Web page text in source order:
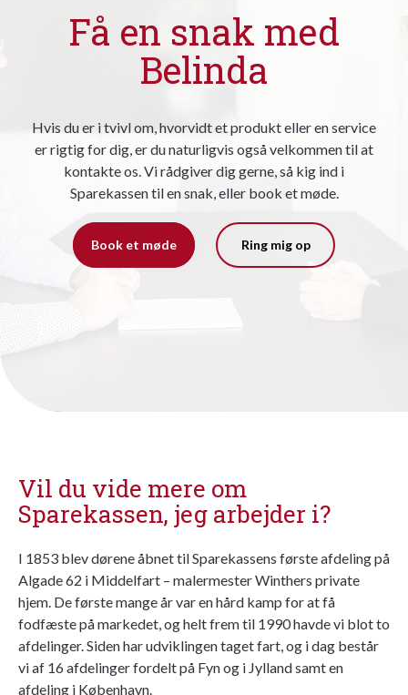
Få en snak med
Belinda
Hvis du er i tvivl om, hvorvidt et produkt eller en service
er rigtig for dig, er du naturligvis også velkommen til at
kontakte os. Vi rådgiver dig gerne, så kig ind i
Sparekassen til en snak, eller book et møde.
Book et møde Ring mig op
Vil du vide mere om
Sparekassen, jeg arbejder i?
I 1853 blev dørene åbnet til Sparekassens første afdeling på
Algade 62 i Middelfart – malermester Winthers private
hjem. De første mange år var en hård kamp for at få
fodfæste på markedet, og helt frem til 1990 havde vi blot to
afdelinger. Siden har udviklingen taget fart, og i dag består
vi af 16 afdelinger fordelt på Fyn og i Jylland samt en
afdeling i København.